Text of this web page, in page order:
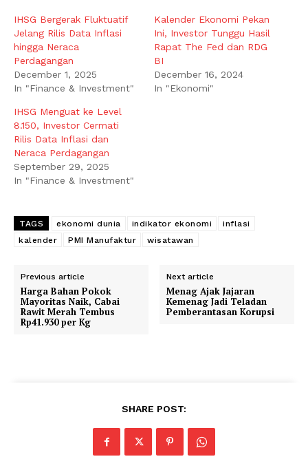
IHSG Bergerak Fluktuatif
Jelang Rilis Data Inflasi
hingga Neraca
Perdagangan
December 1, 2025
In "Finance & Investment"
Kalender Ekonomi Pekan
Ini, Investor Tunggu Hasil
Rapat The Fed dan RDG
BI
December 16, 2024
In "Ekonomi"
IHSG Menguat ke Level
8.150, Investor Cermati
Rilis Data Inflasi dan
Neraca Perdagangan
September 29, 2025
In "Finance & Investment"
TAGS ekonomi dunia indikator ekonomi
inflasi
kalender
PMI Manufaktur wisatawan
Previous article
Harga Bahan Pokok
Mayoritas Naik, Cabai
Rawit Merah Tembus
Rp41.930 per Kg
Next article
Menag Ajak Jajaran
Kemenag Jadi Teladan
Pemberantasan Korupsi
SHARE POST: